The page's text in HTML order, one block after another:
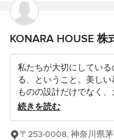
KONARA HOUSE 株
私たちが大切にしてい
る、ということ。美し
ものの設計だけでなく、
続きを読む
〒253-0008, 神奈川県茅